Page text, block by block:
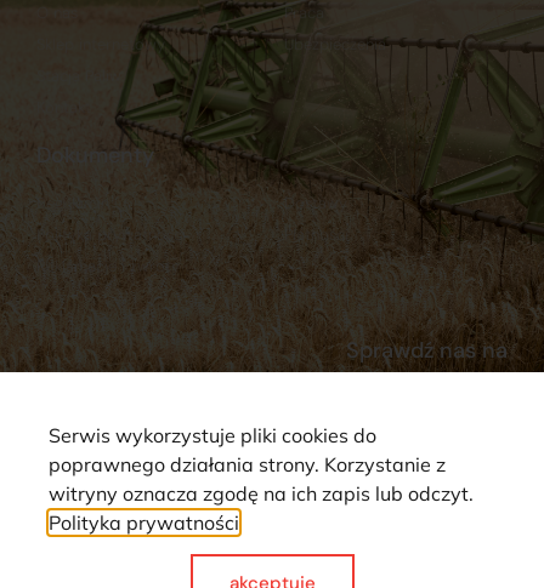
Dokumenty
Regulamin
Polityka prywatności
Reklamacje i zwroty
Dostawy
Płatności
Sklep internetowy
Praca
Ubezpieczenia
Sprawdź nas na
Strona wykorzystuje pliki cookie. Wszystkie prawa zastrzeżone ©
Serwis wykorzystuje pliki cookies do
poprawnego działania strony. Korzystanie z
witryny oznacza zgodę na ich zapis lub odczyt.
Polityka prywatności
akceptuje